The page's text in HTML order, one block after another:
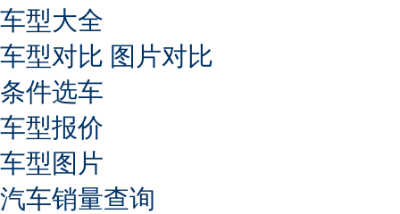
车型大全
车型对比 图片对比
条件选车
车型报价
车型图片
汽车销量查询